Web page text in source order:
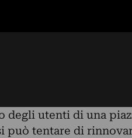
utenti di una
può tentare di